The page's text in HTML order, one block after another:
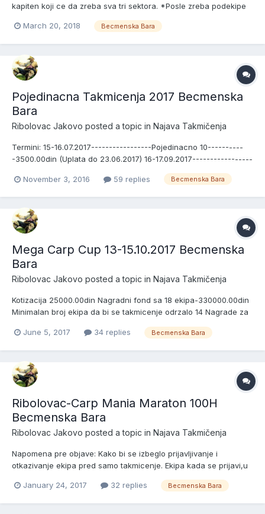
kapiten koji ce da zreba sva tri sektora. *Posle zreba podekipe
peca. Primer Ct Strumfovi imaju 3 podekipe i njihov naziv bi bio
March 20, 2018 Becmenska Bara
Pojedinacna Takmicenja 2017 Becmenska
Bara
Ribolovac Jakovo posted a topic in Najava Takmičenja
Termini: 15-16.07.2017-----------------Pojedinacno 10----------
-3500.00din (Uplata do 23.06.2017) 16-17.09.2017-----------------
22.10.2017-----------------Pojedinacno 12-----------3500.00din
November 3, 2016 59 replies Becmenska Bara
Mega Carp Cup 13-15.10.2017 Becmenska
Bara
Ribolovac Jakovo posted a topic in Najava Takmičenja
Kotizacija 25000.00din Nagradni fond sa 18 ekipa-330000.00din
Minimalan broj ekipa da bi se takmicenje odrzalo 14 Nagrade za
--------------------110000.00din 17 ekipa-------------------------
June 5, 2017 34 replies Becmenska Bara
Ribolovac-Carp Mania Maraton 100H
Becmenska Bara
Ribolovac Jakovo posted a topic in Najava Takmičenja
Napomena pre objave: Kako bi se izbeglo prijavljivanje i
otkazivanje ekipa pred samo takmicenje. Ekipa kada se prijavi,u
suprotnom nece se smatrati kao prijavljena ekipa! Ekipa ako
January 24, 2017 32 replies Becmenska Bara